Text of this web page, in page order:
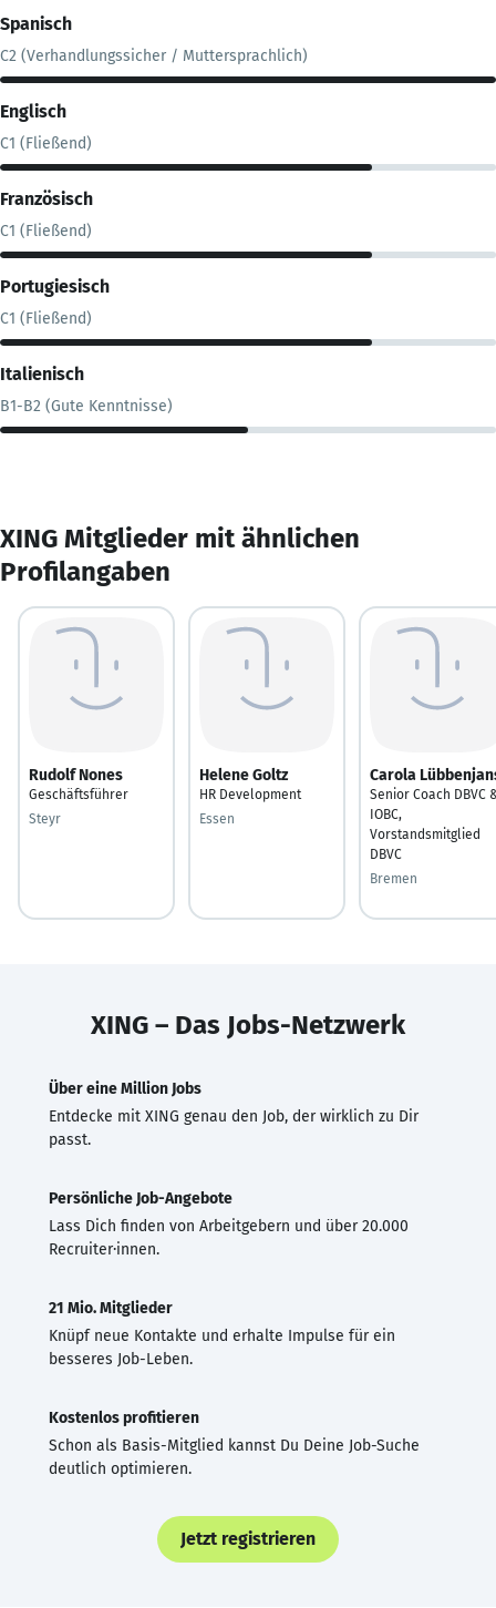
Spanisch
C2 (Verhandlungssicher / Muttersprachlich)
Englisch
C1 (Fließend)
Französisch
C1 (Fließend)
Portugiesisch
C1 (Fließend)
Italienisch
B1-B2 (Gute Kenntnisse)
XING Mitglieder mit ähnlichen
Profilangaben
Rudolf Nones
Geschäftsführer
Steyr
Helene Goltz
HR Development
Essen
Carola
Senior Coach DBVC
IOBC,
Vorstandsmitglied
DBVC
Bremen
XING – Das Jobs-Netzwerk
Über eine Million Jobs
Entdecke mit XING genau den Job, der wirklich zu Dir
passt.
Persönliche Job-Angebote
Lass Dich finden von Arbeitgebern und über 20.000
Recruiter·innen.
21 Mio. Mitglieder
Knüpf neue Kontakte und erhalte Impulse für ein
besseres Job-Leben.
Kostenlos profitieren
Schon als Basis-Mitglied kannst Du Deine Job-Suche
deutlich optimieren.
Jetzt registrieren